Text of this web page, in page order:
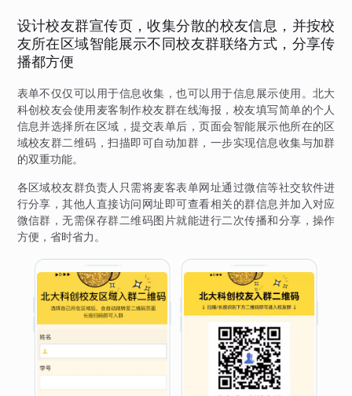
设计校友群宣传页，收集分散的校友信息，并按校
友所在区域智能展示不同校友群联络方式，分享传
播都方便
表单不仅仅可以用于信息收集，也可以用于信息展示使用。北大
科创校友会使用麦客制作校友群在线海报，校友填写简单的个人
信息并选择所在区域，提交表单后，页面会智能展示他所在的区
域校友群二维码，扫描即可自动加群，一步实现信息收集与加群
的双重功能。
各区域校友群负责人只需将麦客表单网址通过微信等社交软件进
行分享，其他人直接访问网址即可查看相关的群信息并加入对应
微信群，无需保存群二维码图片就能进行二次传播和分享，操作
方便，省时省力。